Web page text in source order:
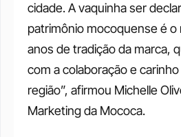
cidade. A vaquinha ser
patrimônio mocoquense é o
anos de tradição da marca,
com a colaboração e
região”, afirmou Michelle
Marketing da Mococa.